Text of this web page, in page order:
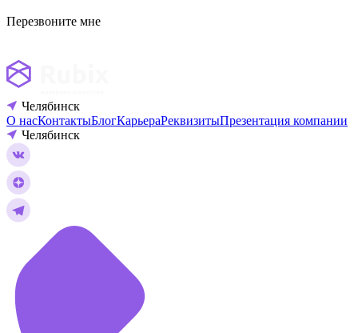
Перезвоните мне
Челябинск
О насКонтактыБлогКарьераРеквизитыПрезентация компании
Челябинск